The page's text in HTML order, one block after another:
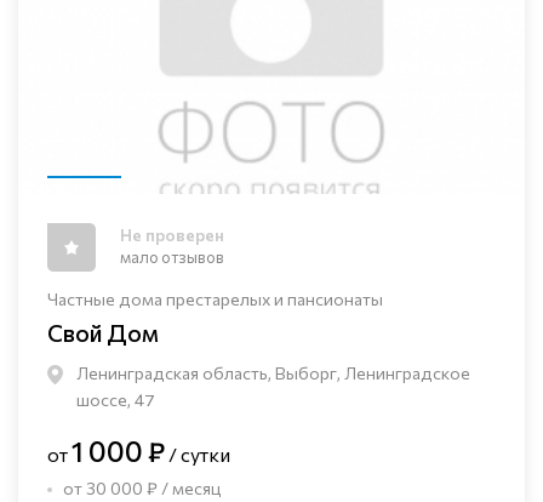
Частные дома престарелых и пансионаты
Свой Дом
Ленинградская область, Выборг, Ленинградское
шоссе, 47
Не проверен
мало отзывов
от1 000 ₽ / сутки
от 30 000 ₽ / месяц